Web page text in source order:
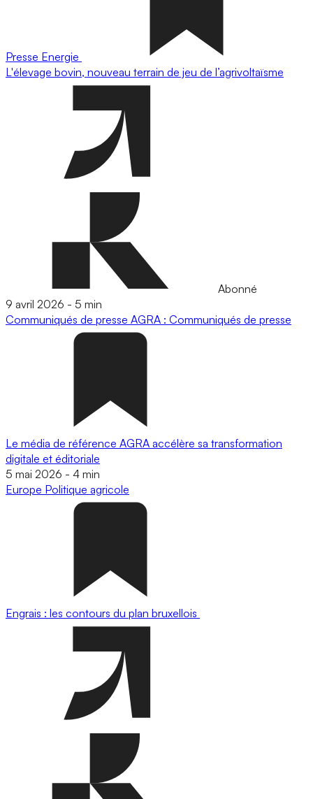
Presse Energie
L'élevage bovin, nouveau terrain de jeu de l’agrivoltaïsme
Abonné
9 avril 2026 - 5 min
Communiqués de presse AGRA : Communiqués de presse
Le média de référence AGRA accélère sa transformation
digitale et éditoriale
5 mai 2026 - 4 min
Europe Politique agricole
Engrais : les contours du plan bruxellois